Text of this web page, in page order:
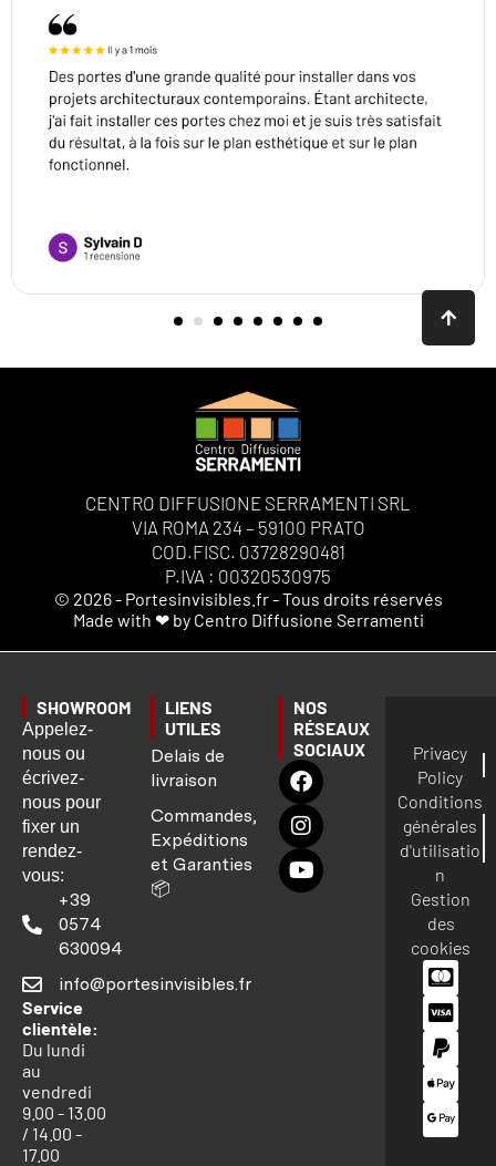
CENTRO DIFFUSIONE SERRAMENTI SRL
VIA ROMA 234 – 59100 PRATO
COD.FISC. 03728290481
P.IVA : 00320530975
© 2026 - Portesinvisibles.fr - Tous droits réservés
Made with ❤ by Centro Diffusione Serramenti
SHOWROOM
Appelez-
nous ou
écrivez-
nous pour
fixer un
rendez-
vous:
+39
0574
630094
info@portesinvisibles.fr
Service
clientèle:
Du lundi
au
vendredi
9.00 - 13.00
/ 14.00 -
17.00
LIENS
UTILES
Delais de
livraison
Commandes,
Expéditions
et Garanties
📦
NOS
RÉSEAUX
SOCIAUX
Privacy
Policy
Conditions
générales
d'utilisatio
n
Gestion
des
cookies